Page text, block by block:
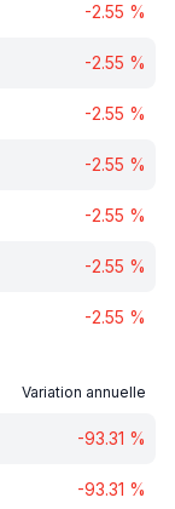
-2.55 %
-2.55 %
-2.55 %
-2.55 %
-2.55 %
-2.55 %
-2.55 %
Variation annuelle
-93.31 %
-93.31 %